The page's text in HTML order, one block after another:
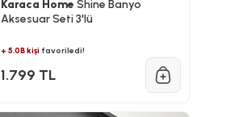
Karaca Home Shine Banyo
Aksesuar Seti 3'lü
+ 5.0B kişi favoriledi!
1.799 TL